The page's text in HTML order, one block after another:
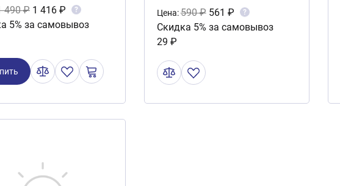
490 ₽ 1 416 ₽ ?
5% за самовывоз
Цена:590 ₽ 561 ₽ ?
Скидка 5% за самовывоз
29 ₽